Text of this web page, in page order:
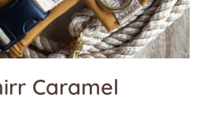
Caramel